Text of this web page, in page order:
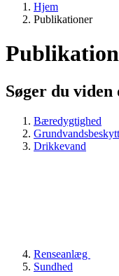
Hjem
Publikationer
Søger du viden
Bæredygtighed
Drikkevand
Renseanlæg
Sundhed